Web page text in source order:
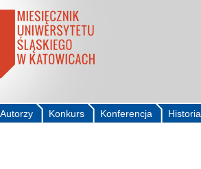
Historia
Konferencja
Konkurs
Autorzy